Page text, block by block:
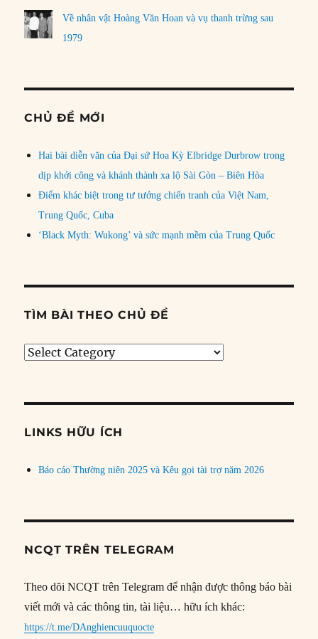
Về nhân vật Hoàng Văn Hoan và vụ thanh trừng sau
1979
CHỦ ĐỀ MỚI
Hai bài diễn văn của Đại sứ Hoa Kỳ Elbridge Durbrow trong
dịp khởi công và khánh thành xa lộ Sài Gòn – Biên Hòa
Điểm khác biệt trong tư tưởng chiến tranh của Việt Nam,
Trung Quốc, Cuba
‘Black Myth: Wukong’ và sức mạnh mềm của Trung Quốc
TÌM BÀI THEO CHỦ ĐỀ
Tìm
đề
LINKS HỮU ÍCH
Báo cáo Thường niên 2025 và Kêu gọi tài trợ năm 2026
NCQT TRÊN TELEGRAM
Theo dõi NCQT trên Telegram để nhận được thông báo bài
viết mới và các thông tin, tài liệu… hữu ích khác:
https://t.me/DAnghiencuuquocte